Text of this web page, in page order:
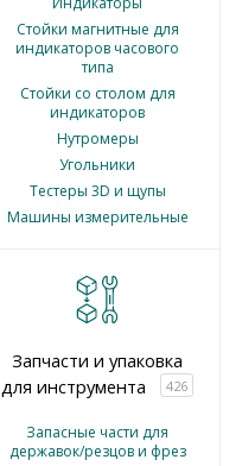
Стойки магнитные для
индикаторов часового
типа
Стойки со столом для
индикаторов
Нутромеры
Угольники
Тестеры 3D и щупы
Машины измерительные
Запчасти и упаковка
для инструмента
426
Запасные части для
державок/резцов и фрез